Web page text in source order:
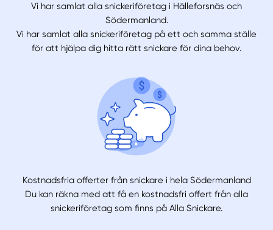
Vi har samlat alla snickeriföretag i Hälleforsnäs och
Södermanland.
Vi har samlat alla snickeriföretag på ett och samma ställe
för att hjälpa dig hitta rätt snickare för dina behov.
Kostnadsfria offerter från snickare i hela Södermanland
Du kan räkna med att få en kostnadsfri offert från alla
snickeriföretag som finns på Alla Snickare.